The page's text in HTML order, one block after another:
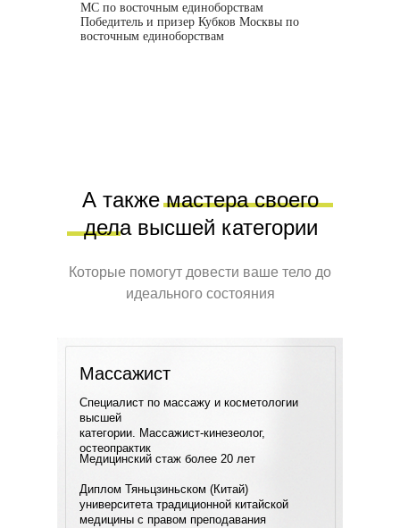
МС по восточным единоборствам
Победитель и призер Кубков Москвы по
восточным единоборствам
А также мастера своего
дела высшей категории
Которые помогут довести ваше тело до
идеального состояния
Массажист
Специалист по массажу и косметологии
высшей
категории. Массажист-кинезеолог,
остеопрактик
Медицинский стаж более 20 лет
Диплом Тяньцзиньском (Китай)
университета традиционной китайской
медицины с правом преподавания